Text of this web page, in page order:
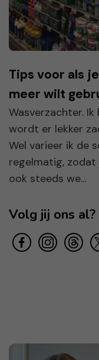
Tips voor als
meer wilt
Wasverzachter.
wordt er lekker
Wel varieer ik de
regelmatig,
ook steeds we...
Volg jij ons al?